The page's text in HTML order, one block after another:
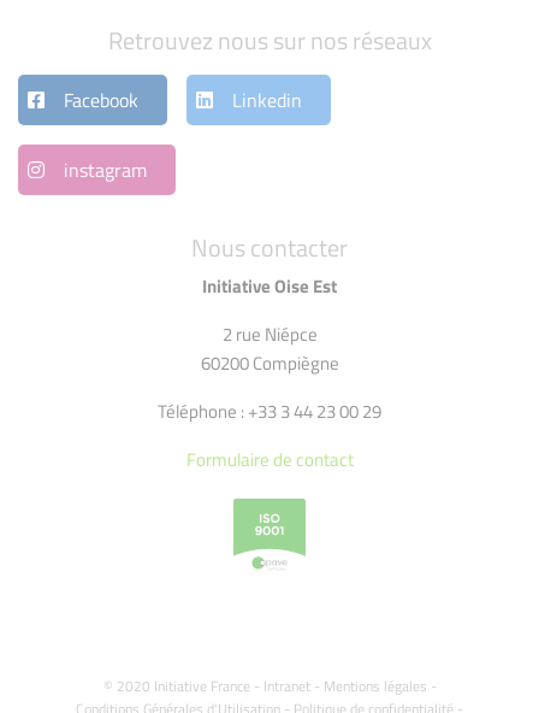
Nous contacter
Initiative Oise Est
2 rue Niépce
60200 Compiègne
Téléphone : +33 3 44 23 00 29
Formulaire de contact
© 2020 Initiative France - Intranet- Mentions légales -
Retrouvez nous sur nos réseaux
Facebook Linkedin
instagram